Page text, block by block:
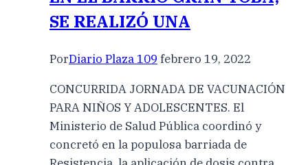
SE REALIZÓ UNA
PorDiario Plaza 109 febrero 19, 2022
CONCURRIDA JORNADA DE VACUNACIÓN
PARA NIÑOS Y ADOLESCENTES. El
Ministerio de Salud Pública coordinó y
concretó en la populosa barriada de